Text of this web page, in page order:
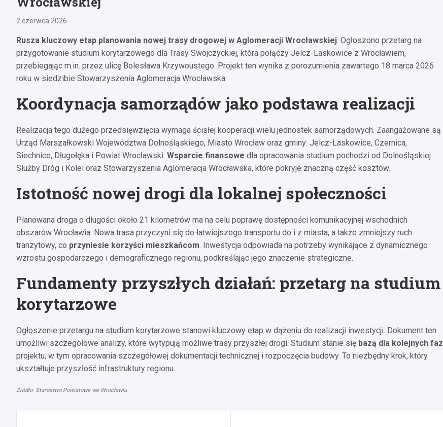
2 czerwca 2026
Rusza kluczowy etap planowania nowej trasy drogowej w Aglomeracji Wrocławskiej. Ogłoszono przetarg na
przygotowanie studium korytarzowego dla Trasy Swojczyckiej, która połączy Jelcz-Laskowice z Wrocławiem,
przebiegając m.in. przez ulicę Bolesława Krzywoustego. Projekt ten wynika z porozumienia zawartego 18 marca 2026
roku w siedzibie Stowarzyszenia Aglomeracja Wrocławska.
Koordynacja samorządów jako podstawa realizacji
Realizacja tego dużego przedsięwzięcia wymaga ścisłej kooperacji wielu jednostek samorządowych. Zaangażowane są
Urząd Marszałkowski Województwa Dolnośląskiego, Miasto Wrocław oraz gminy: Jelcz-Laskowice, Czernica,
Siechnice, Długołęka i Powiat Wrocławski. Wsparcie finansowe dla opracowania studium pochodzi od Dolnośląskiej
Służby Dróg i Kolei oraz Stowarzyszenia Aglomeracja Wrocławska, które pokryje znaczną część kosztów.
Istotność nowej drogi dla lokalnej społeczności
Planowana droga o długości około 21 kilometrów ma na celu poprawę dostępności komunikacyjnej wschodnich
obszarów Wrocławia. Nowa trasa przyczyni się do łatwiejszego transportu do i z miasta, a także zmniejszy ruch
tranzytowy, co przyniesie korzyści mieszkańcom. Inwestycja odpowiada na potrzeby wynikające z dynamicznego
wzrostu gospodarczego i demograficznego regionu, podkreślając jego znaczenie strategiczne.
Fundamenty przyszłych działań: przetarg na studium
korytarzowe
Ogłoszenie przetargu na studium korytarzowe stanowi kluczowy etap w dążeniu do realizacji inwestycji. Dokument ten
umożliwi szczegółowe analizy, które wytypują możliwe trasy przyszłej drogi. Studium stanie się bazą dla kolejnych faz
projektu, w tym opracowania szczegółowej dokumentacji technicznej i rozpoczęcia budowy. To niezbędny krok, który
ukształtuje przyszłość infrastruktury regionu.
Źródło: Starostwo Powiatowe we Wrocławiu